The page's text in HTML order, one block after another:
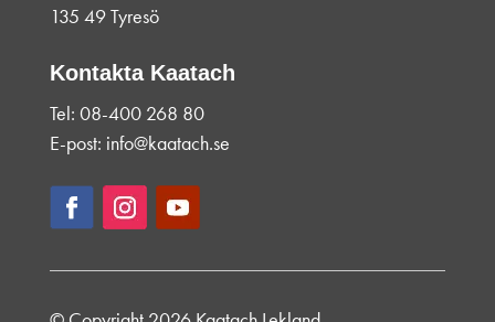
135 49 Tyresö
Kontakta Kaatach
Tel: 08-400 268 80
E-post: info@kaatach.se